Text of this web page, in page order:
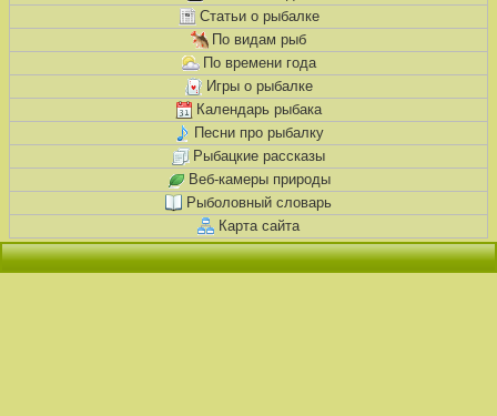
Статьи о рыбалке
По видам рыб
По времени года
Игры о рыбалке
Календарь рыбака
Песни про рыбалку
Рыбацкие рассказы
Веб-камеры природы
Рыболовный словарь
Карта сайта